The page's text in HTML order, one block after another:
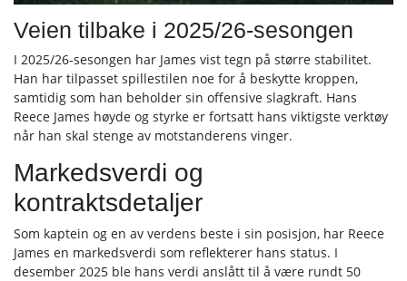
Veien tilbake i 2025/26-sesongen
I 2025/26-sesongen har James vist tegn på større stabilitet.
Han har tilpasset spillestilen noe for å beskytte kroppen,
samtidig som han beholder sin offensive slagkraft. Hans
Reece James høyde og styrke er fortsatt hans viktigste verktøy
når han skal stenge av motstanderens vinger.
Markedsverdi og
kontraktsdetaljer
Som kaptein og en av verdens beste i sin posisjon, har Reece
James en markedsverdi som reflekterer hans status. I
desember 2025 ble hans verdi anslått til å være rundt 50